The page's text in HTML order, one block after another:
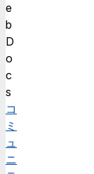
e
b
D
o
c
s
コ
ミ
ュ
ニ